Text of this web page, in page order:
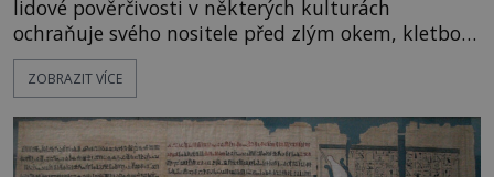
lidové pověrčivosti v některých kulturách
ochraňuje svého nositele před zlým okem, kletbou,
která může přivodit neštěstí či nemoc. S tímto
nenápadným symbolem magické ochrany lze
nebo Leonarda DiCapria. Na Blízkém východě a v
židovských komunitách po celém světě, je
ZOBRAZIT VÍCE